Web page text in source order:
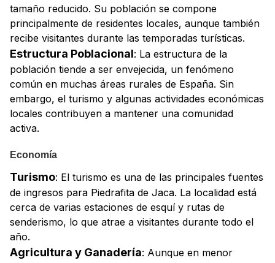
tamaño reducido. Su población se compone
principalmente de residentes locales, aunque también
recibe visitantes durante las temporadas turísticas.
Estructura Poblacional: La estructura de la
población tiende a ser envejecida, un fenómeno
común en muchas áreas rurales de España. Sin
embargo, el turismo y algunas actividades económicas
locales contribuyen a mantener una comunidad
activa.
Economía
Turismo: El turismo es una de las principales fuentes
de ingresos para Piedrafita de Jaca. La localidad está
cerca de varias estaciones de esquí y rutas de
senderismo, lo que atrae a visitantes durante todo el
año.
Agricultura y Ganadería: Aunque en menor